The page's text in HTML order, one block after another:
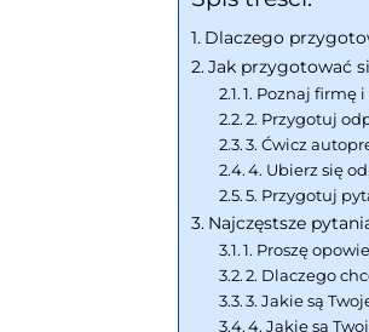
Dlaczego
Jak przygotować
1. Poznaj firmę
2. Przygotuj
3. Ćwicz
4. Ubierz się
5. Przygotuj
Najczęstsze
1. Proszę
2. Dlaczego
3. Jakie są
4. Jakie są